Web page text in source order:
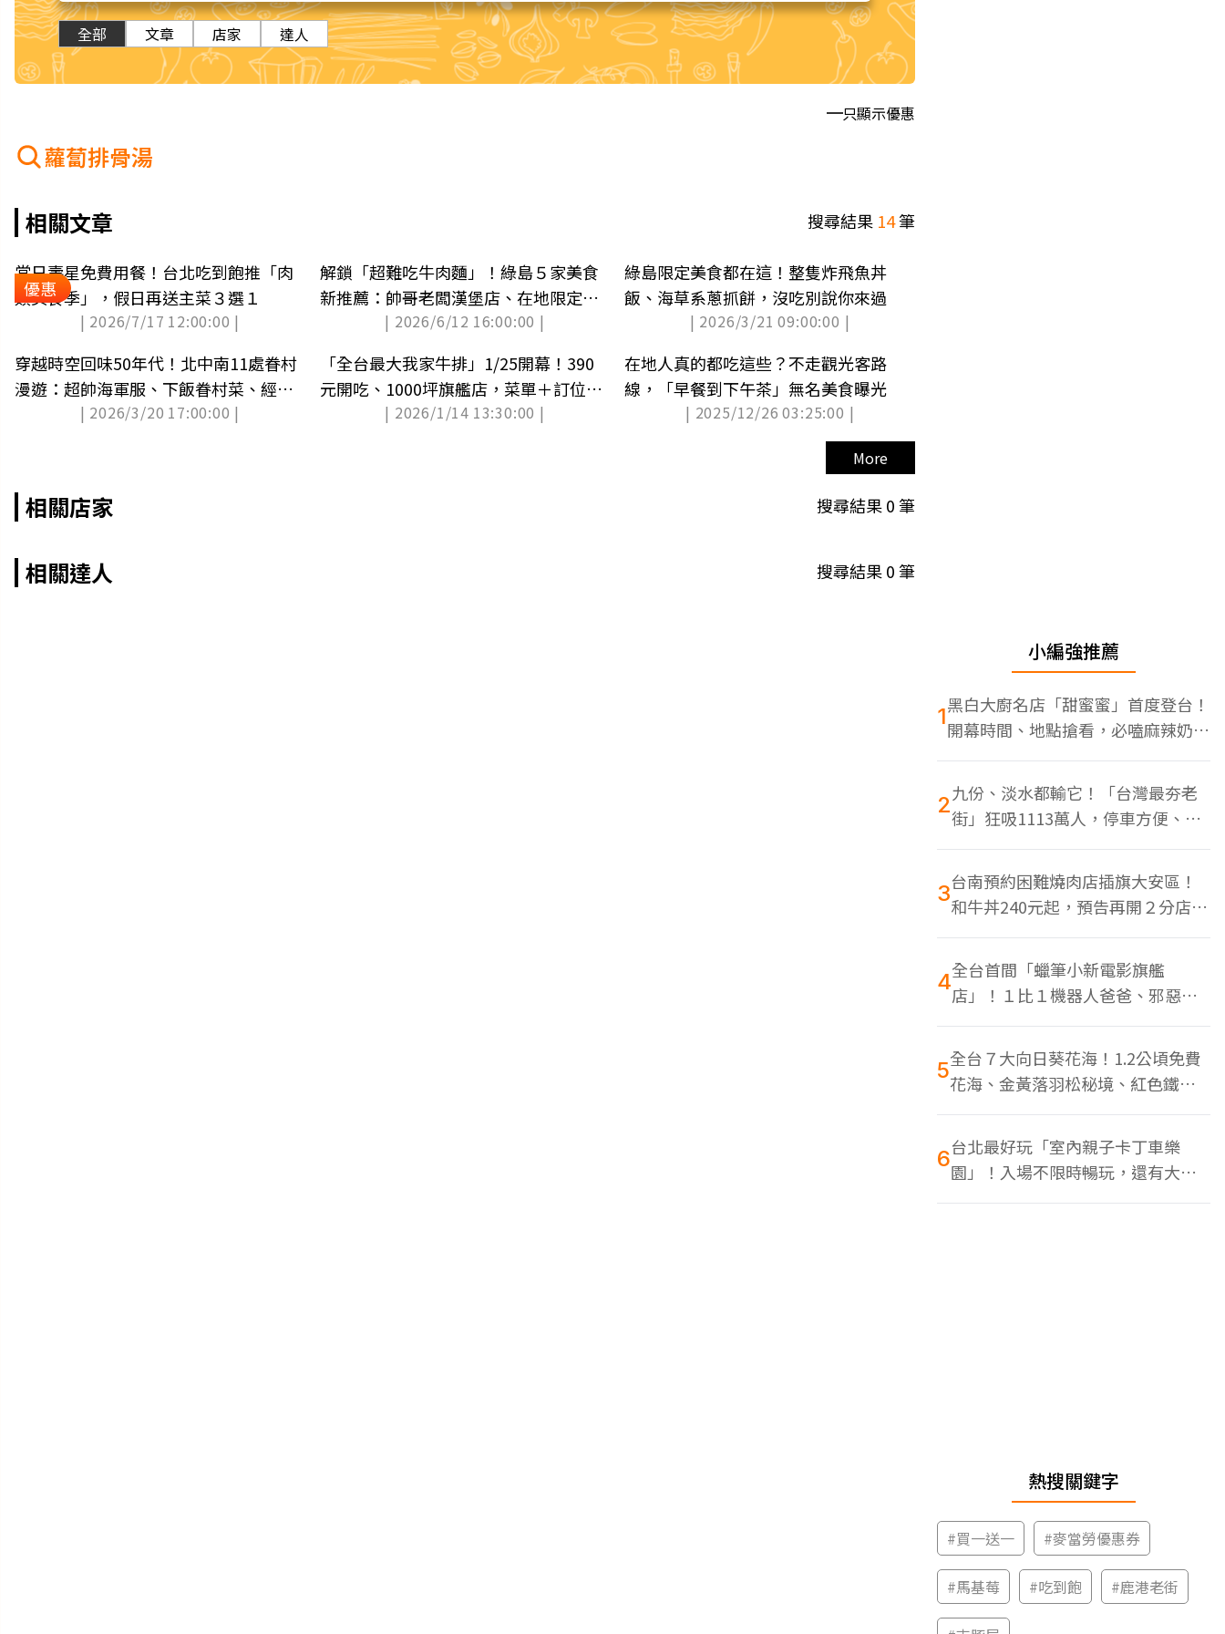
全部 文章 店家 達人
只顯示優惠
蘿蔔排骨湯
相關文章 搜尋結果 14筆
優惠
當日壽星免費用餐！台北吃到飽推「肉
類美食季」，假日再送主菜３選１
| 2026/7/17 12:00:00 |
解鎖「超難吃牛肉麵」！綠島５家美食
新推薦：帥哥老闆漢堡店、在地限定花
| 2026/6/12 16:00:00 |
綠島限定美食都在這！整隻炸飛魚丼
飯、海草系蔥抓餅，沒吃別說你來過
| 2026/3/21 09:00:00 |
穿越時空回味50年代！北中南11處眷村
漫遊：超帥海軍服、下飯眷村菜、經典
| 2026/3/20 17:00:00 |
「全台最大我家牛排」1/25開幕！390
元開吃、1000坪旗艦店，菜單＋訂位方
| 2026/1/14 13:30:00 |
在地人真的都吃這些？不走觀光客路
線，「早餐到下午茶」無名美食曝光
| 2025/12/26 03:25:00 |
More
相關店家 搜尋結果0筆
相關達人 搜尋結果0筆
小編強推薦
1黑白大廚名店「甜蜜蜜」首度登台！
開幕時間、地點搶看，必嗑麻辣奶油
蝦
2九份、淡水都輸它！「台灣最夯老
街」狂吸1113萬人，停車方便、特
色美食多
3台南預約困難燒肉店插旗大安區！
和牛丼240元起，預告再開２分店、
地點曝光
4全台首間「蠟筆小新電影旗艦
店」！１比１機器人爸爸、邪惡正
男，百款周邊買翻
5全台７大向日葵花海！1.2公頃免費
花海、金黃落羽松秘境、紅色鐵橋
同框
6台北最好玩「室內親子卡丁車樂
園」！入場不限時暢玩，還有大螢
幕Switch遊戲區
熱搜關鍵字
#買一送一 #麥當勞優惠券
#馬基莓 #吃到飽 #鹿港老街